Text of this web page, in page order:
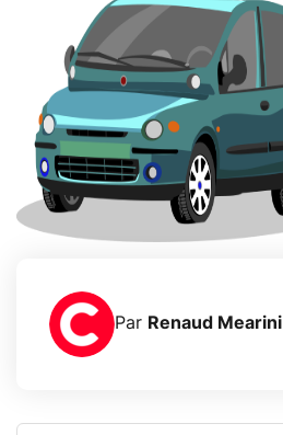
Par Renaud Mearini